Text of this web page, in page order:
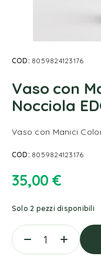
COD: 8059824123176
Vaso con
Nocciola
Vaso con Manici
COD: 8059824123176
35,00 €
Solo 2 pezzi disponibili